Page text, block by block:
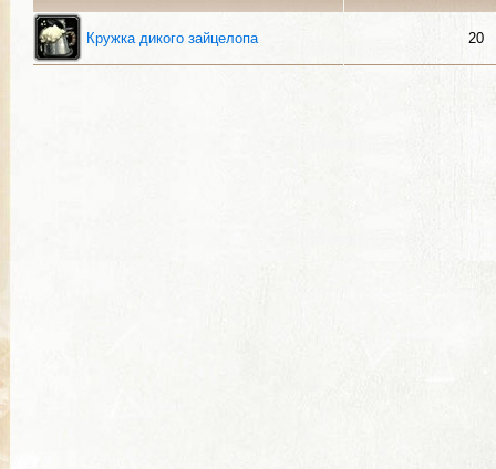
Кружка дикого зайцелопа 20